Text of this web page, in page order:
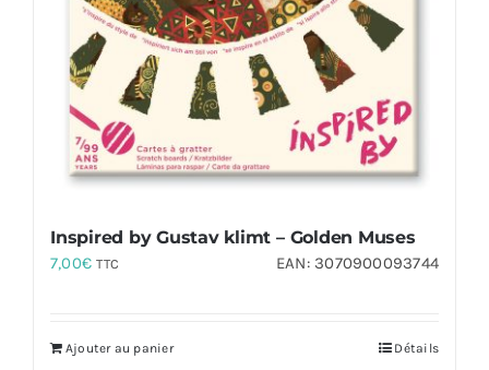
Inspired by Gustav klimt – Golden Muses
7,00€ TTC EAN:3070900093744
Ajouter au panier Détails